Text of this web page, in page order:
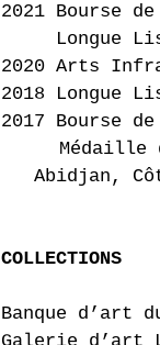
2021 Bourse
Longue Liste
2020 Arts
2018 Longue
2017 Bourse
Médaille
Abidjan,
COLLECTIONS
Banque d’art